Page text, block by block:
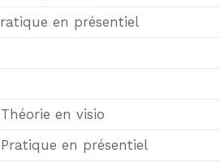
en présentiel
en visio
en présentiel